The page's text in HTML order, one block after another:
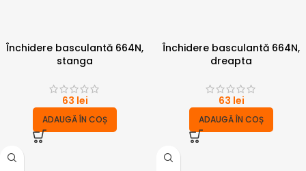
Închidere basculantă 664N,
stanga
63 lei
ADAUGĂ ÎN COȘ
Închidere basculantă 664N,
dreapta
63 lei
ADAUGĂ ÎN COȘ